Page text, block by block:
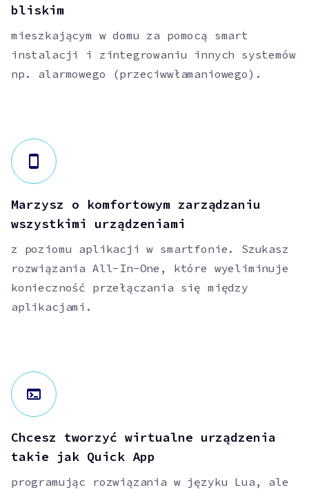
bliskim
mieszkającym w domu za pomocą smart
instalacji i zintegrowaniu innych systemów
np. alarmowego (przeciwwłamaniowego).
Marzysz o komfortowym zarządzaniu
wszystkimi urządzeniami
z poziomu aplikacji w smartfonie. Szukasz
rozwiązania All-In-One, które wyeliminuje
konieczność przełączania się między
aplikacjami.
Chcesz tworzyć wirtualne urządzenia
takie jak Quick App
programując rozwiązania w języku Lua, ale